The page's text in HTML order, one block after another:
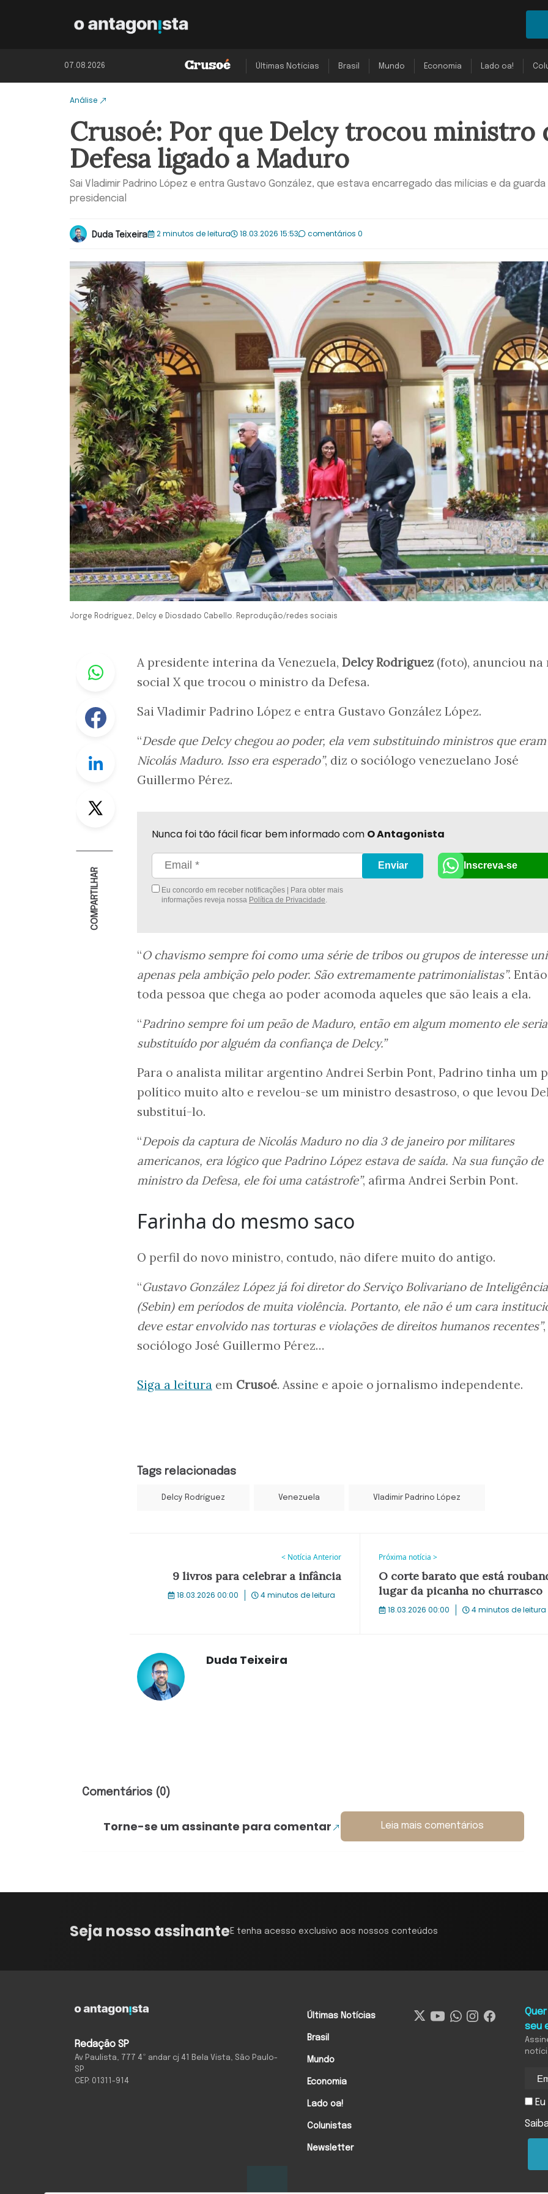
07.08.2026 Últimas Notícias Brasil Mundo Economia Lado oa!
Análise
Crusoé: Por que Delcy trocou ministro
Defesa ligado a Maduro
Sai Vladimir Padrino López e entra Gustavo González, que estava encarregado das milícias e da guarda
presidencial
Duda Teixeira 2 minutos de leitura 18.03.2026 15:53 comentários 0
Jorge Rodríguez, Delcy e Diosdado Cabello. Reprodução/redes sociais
Whastapp
Facebook
Linkedin
COMPARTILHAR
A presidente interina da Venezuela, Delcy Rodriguez (foto), anunciou na
social X que trocou o ministro da Defesa.
Sai Vladimir Padrino López e entra Gustavo González López.
“Desde que Delcy chegou ao poder, ela vem substituindo ministros que
Nicolás Maduro. Isso era esperado”, diz o sociólogo venezuelano José
Guillermo Pérez.
Nunca foi tão fácil ficar bem informado com O Antagonista
Eu concordo em receber notificações | Para obter mais
informações reveja nossa Política de Privacidade
Enviar Inscreva-se
“O chavismo sempre foi como uma série de tribos ou grupos de interesse
apenas pela ambição pelo poder. São extremamente patrimonialistas”.
toda pessoa que chega ao poder acomoda aqueles que são leais a ela.
“Padrino sempre foi um peão de Maduro, então em algum momento ele seria
substituído por alguém da confiança de Delcy.”
Para o analista militar argentino Andrei Serbin Pont, Padrino tinha um
político muito alto e revelou-se um ministro desastroso, o que levou
substituí-lo.
“Depois da captura de Nicolás Maduro no dia 3 de janeiro por militares
americanos, era lógico que Padrino López estava de saída. Na sua função de
ministro da Defesa, ele foi uma catástrofe”, afirma Andrei Serbin Pont.
Farinha do mesmo saco
O perfil do novo ministro, contudo, não difere muito do antigo.
“Gustavo González López já foi diretor do Serviço Bolivariano de Inteligência
(Sebin) em períodos de muita violência. Portanto, ele não é um cara
deve estar envolvido nas torturas e violações de direitos humanos recentes”
sociólogo José Guillermo Pérez…
Siga a leitura em Crusoé. Assine e apoie o jornalismo independente.
Tags relacionadas
Delcy Rodríguez Venezuela Vladimir Padrino López
< Notícia Anterior
9 livros para celebrar a infância
18.03.2026 00:00 4 minutos de leitura
Próxima notícia >
O corte barato que está
lugar da picanha no churrasco
18.03.2026 00:00 4 minutos de leitura
Duda Teixeira
Comentários (0)
Torne-se um assinante para comentar Leia mais comentários
Seja nosso assinanteE tenha acesso exclusivo aos nossos conteúdos
Redação SP
Av Paulista, 777 4º andar cj 41 Bela Vista, São Paulo-
SP
CEP: 01311-914
Últimas Notícias
Brasil
Mundo
Economia
Lado oa!
Colunistas
Newsletter
seu